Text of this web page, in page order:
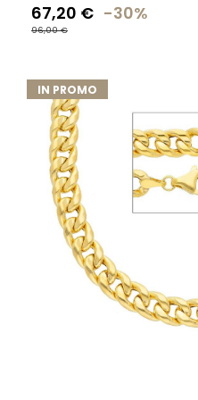
67,20 € -30%
96,00 €
IN PROMO